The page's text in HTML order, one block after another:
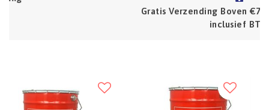
Gratis Verzending Boven €75 (NL) Prijzen zijn